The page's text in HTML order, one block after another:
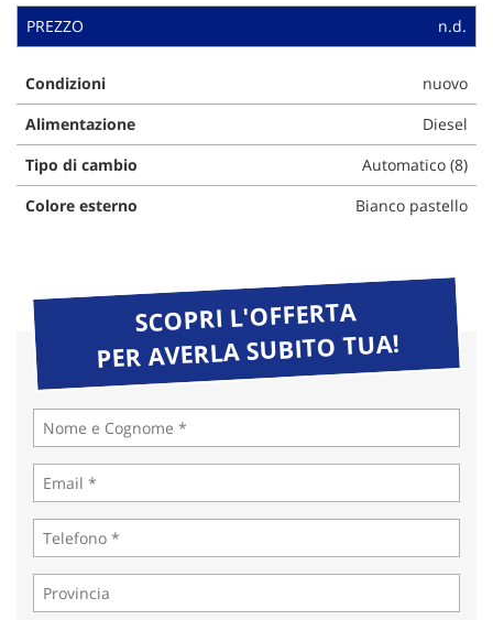
PREZZO n.d.
Condizioni
nuovo
Alimentazione
Diesel
Tipo di cambio
Automatico (8)
Colore esterno
Bianco pastello
SCOPRI L'OFFERTA
PER AVERLA SUBITO TUA!